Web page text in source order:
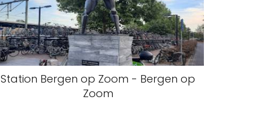
Station Bergen op Zoom - Bergen op
Zoom